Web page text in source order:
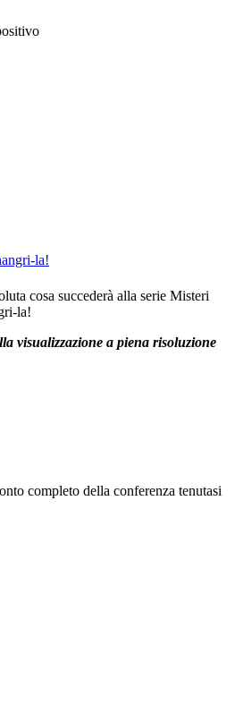
la!
cosa succederà alla serie Misteri
la!
visualizzazione a piena risoluzione
completo della conferenza tenutasi